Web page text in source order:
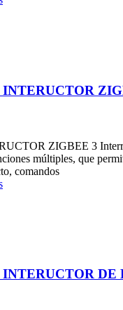
ZIGBEE 3
múltiples, que
comandos
DE